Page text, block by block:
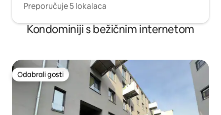
Preporučuje 5 lokalaca
Kondominiji s bežičnim internetom
Odabrali gosti
Odabrali gosti